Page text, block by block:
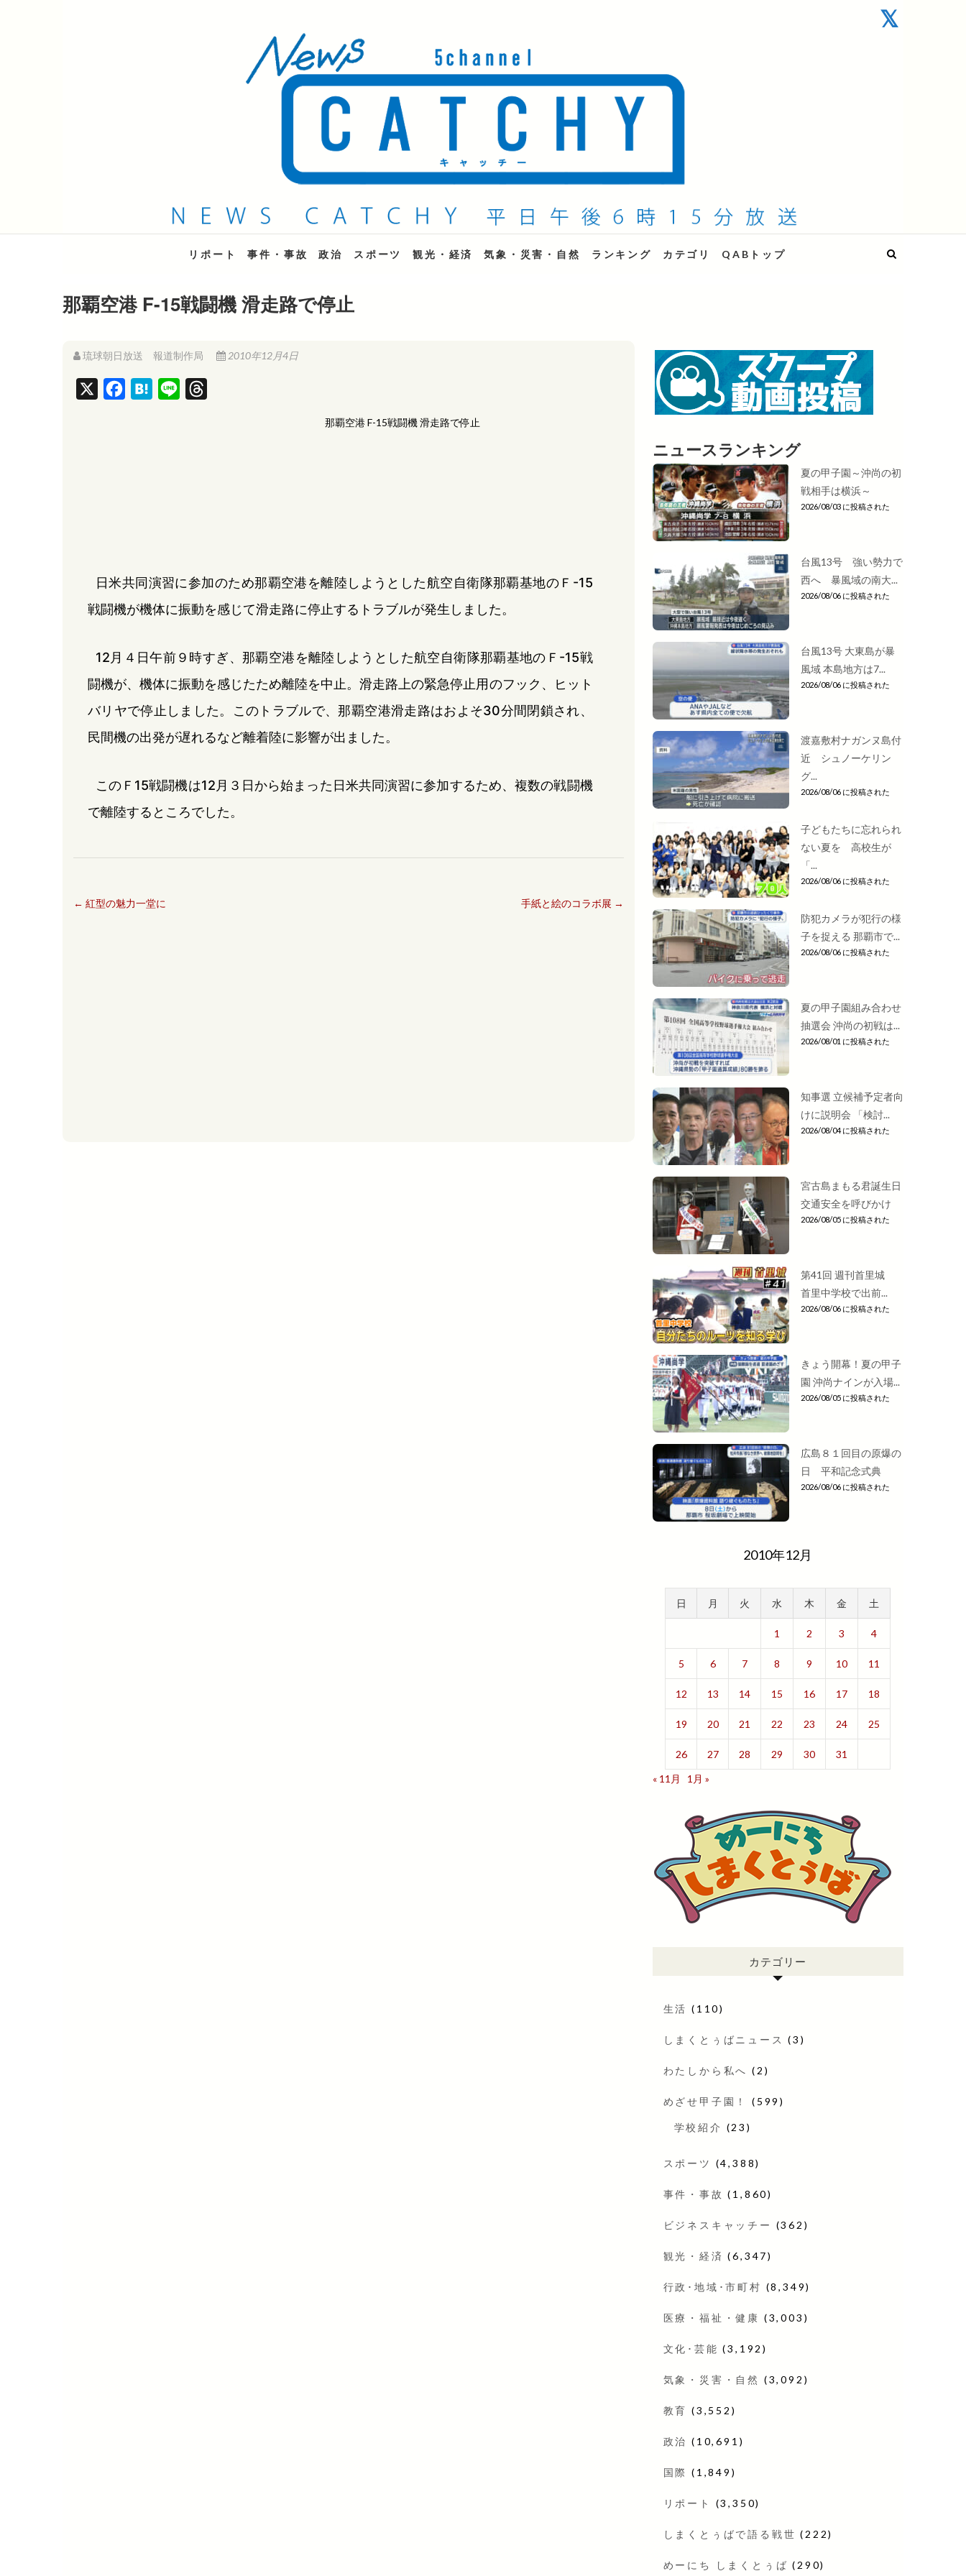
QAB NEWS Headline
キャッチー 月曜〜金曜 午後6時15分放送
リポート 事件・事故 政治 スポーツ 観光・経済 気象・災害・自然 ランキング カテゴリ QABトップ
那覇空港 F-15戦闘機 滑走路で停止
琉球朝日放送 報道制作局 2010年12月4日
H
那覇空港 F-15戦闘機 滑走路で停止
日米共同演習に参加のため那覇空港を離陸しようとした航空自衛隊那覇基地のＦ-15
戦闘機が機体に振動を感じて滑走路に停止するトラブルが発生しました。
12月４日午前９時すぎ、那覇空港を離陸しようとした航空自衛隊那覇基地のＦ-15戦
闘機が、機体に振動を感じたため離陸を中止。滑走路上の緊急停止用のフック、ヒット
バリヤで停止しました。このトラブルで、那覇空港滑走路はおよそ30分間閉鎖され、
民間機の出発が遅れるなど離着陸に影響が出ました。
このＦ15戦闘機は12月３日から始まった日米共同演習に参加するため、複数の戦闘機
で離陸するところでした。
← 紅型の魅力一堂に 手紙と絵のコラボ展 →
ニュースランキング
夏の甲子園～沖尚の初
戦相手は横浜～
2026/08/03 に投稿された
台風13号 強い勢力で
西へ 暴風域の南大...
2026/08/06 に投稿された
台風13号 大東島が暴
風域 本島地方は7...
2026/08/06 に投稿された
渡嘉敷村ナガンヌ島付
近 シュノーケリン
グ...
2026/08/06 に投稿された
子どもたちに忘れられ
ない夏を 高校生が
「...
2026/08/06 に投稿された
防犯カメラが犯行の様
子を捉える 那覇市で...
2026/08/06 に投稿された
夏の甲子園組み合わせ
抽選会 沖尚の初戦は...
2026/08/01 に投稿された
知事選 立候補予定者向
けに説明会 「検討...
2026/08/04 に投稿された
宮古島まもる君誕生日
交通安全を呼びかけ
2026/08/05 に投稿された
第41回 週刊首里城
首里中学校で出前...
2026/08/06 に投稿された
きょう開幕！夏の甲子
園 沖尚ナインが入場...
2026/08/05 に投稿された
広島８１回目の原爆の
日 平和記念式典
2026/08/06 に投稿された
2010年12月
日 月 火 水 木 金 土
1 2 3 4
5 6 7 8 9 10 11
12 13 14 15 16 17 18
19 20 21 22 23 24 25
26 27 28 29 30
31
« 11月
1月 »
カテゴリー
生活 (110)
しまくとぅばニュース (3)
わたしから私へ (2)
めざせ甲子園！ (599)
学校紹介 (23)
スポーツ (4,388)
事件・事故 (1,860)
ビジネスキャッチー (362)
観光・経済 (6,347)
行政･地域･市町村 (8,349)
医療・福祉・健康 (3,003)
文化･芸能 (3,192)
気象・災害・自然 (3,092)
教育 (3,552)
政治 (10,691)
国際 (1,849)
リポート (3,350)
しまくとぅばで語る戦世 (222)
めーにち しまくとぅば (290)